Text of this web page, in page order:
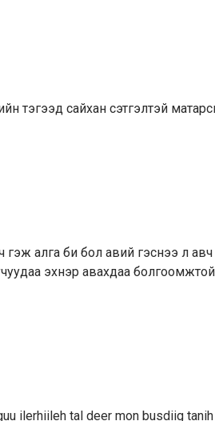
тэгээд сайхан сэтгэлтэй
гэж алга би бол авий гэснээ л
эхнэр авахдаа болгоомжтой
ilerhiileh tal deer mon busdiig